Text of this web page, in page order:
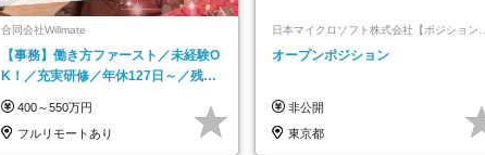
合同会社Willmate
【事務】働き方ファースト／未経験O
K！／充実研修／年休127日～／残業
400～550万円
フルリモートあり
日本マイクロソフト株式会社【ポジションマ
ッチ登録】
オープンポジション
非公開
東京都